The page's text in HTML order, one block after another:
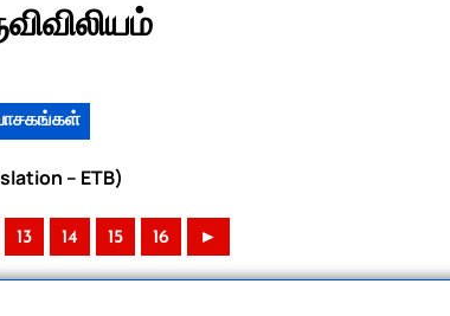
– ETB)
13 14 15 16 ►